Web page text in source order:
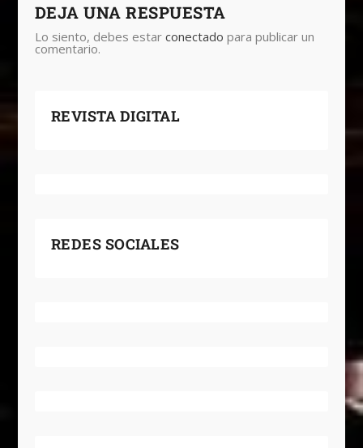
DEJA UNA RESPUESTA
Lo siento, debes estar conectado para publicar un
comentario.
REVISTA DIGITAL
REDES SOCIALES